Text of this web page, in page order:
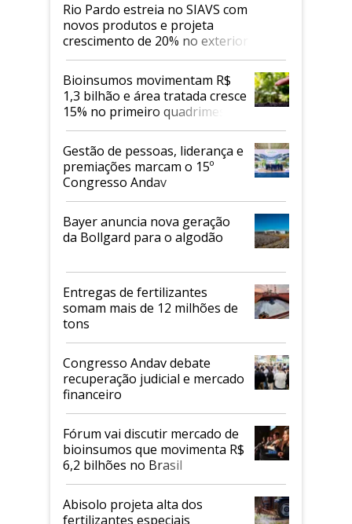
Rio Pardo estreia no SIAVS com
novos produtos e projeta
crescimento de 20% no exterior
Bioinsumos movimentam R$
1,3 bilhão e área tratada cresce
15% no primeiro quadrimestre
de 2026
Gestão de pessoas, liderança e
premiações marcam o 15º
Congresso Andav
Bayer anuncia nova geração
da Bollgard para o algodão
Entregas de fertilizantes
somam mais de 12 milhões de
tons
Congresso Andav debate
recuperação judicial e mercado
financeiro
Fórum vai discutir mercado de
bioinsumos que movimenta R$
6,2 bilhões no Brasil
Abisolo projeta alta dos
fertilizantes especiais